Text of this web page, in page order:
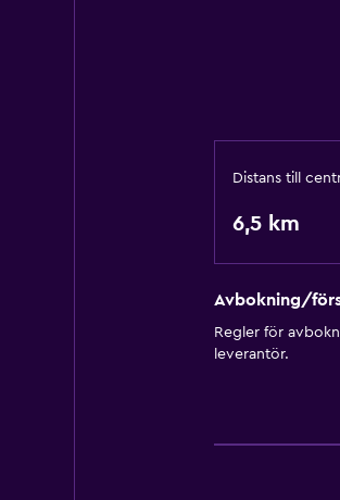
Distans till
6,5 km
Avbokning/
Regler för
leverantör.